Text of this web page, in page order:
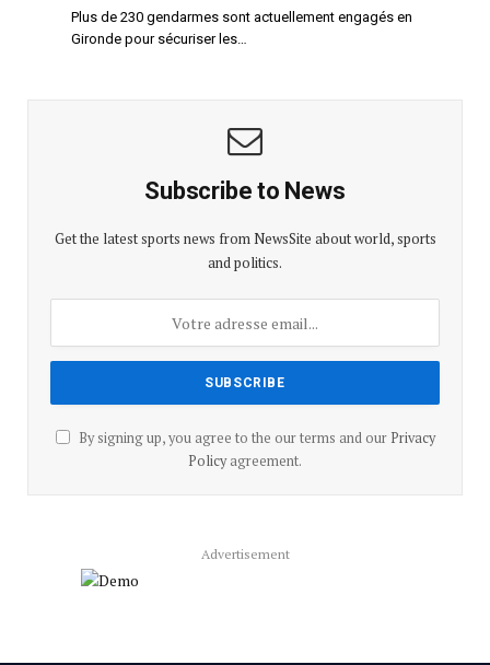
Plus de 230 gendarmes sont actuellement engagés en
Gironde pour sécuriser les…
Subscribe to News
Get the latest sports news from NewsSite about world, sports
and politics.
By signing up, you agree to the our terms and our Privacy
Policyagreement.
Advertisement